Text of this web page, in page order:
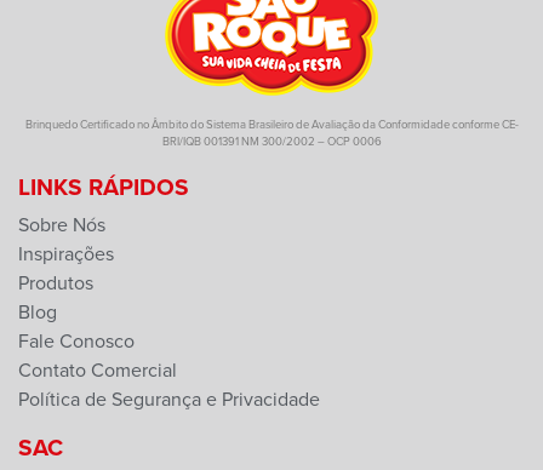
Brinquedo Certificado no Âmbito do Sistema Brasileiro de Avaliação da Conformidade conforme CE-
BRI/IQB 001391 NM 300/2002 – OCP 0006
LINKS RÁPIDOS
Sobre Nós
Inspirações
Produtos
Blog
Fale Conosco
Contato Comercial
Política de Segurança e Privacidade
SAC